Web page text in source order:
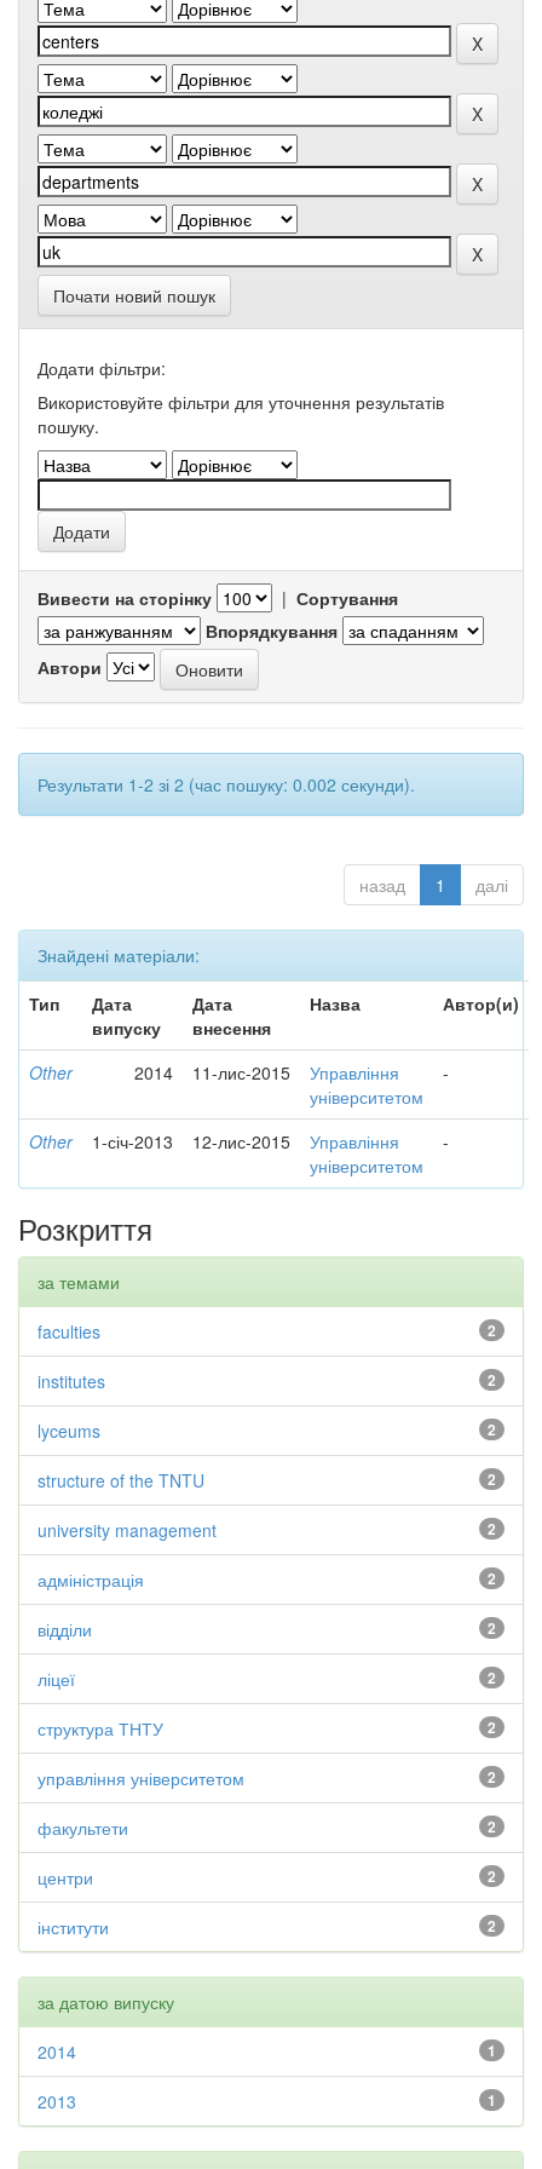
Почати новий пошук
Додати фільтри:
Використовуйте фільтри для уточнення результатів
пошуку.
Вивести на сторінку | Сортування
Впорядкування
Автори
Результати 1-2 зі 2 (час пошуку: 0.002 секунди).
назад 1 далі
Знайдені матеріали:
Тип
Дата
випуску
Дата
внесення
Назва Автор(и)
Other 2014 11-лис-2015
Управління
університетом
-
Other 1-січ-2013 12-лис-2015
Управління
університетом
-
Розкриття
за темами
2
faculties
2
institutes
2
lyceums
2
structure of the TNTU
2
university management
2
адміністрація
2
відділи
2
ліцеї
2
структура ТНТУ
2
управління університетом
2
факультети
2
центри
2
інститути
за датою випуску
1
2014
1
2013